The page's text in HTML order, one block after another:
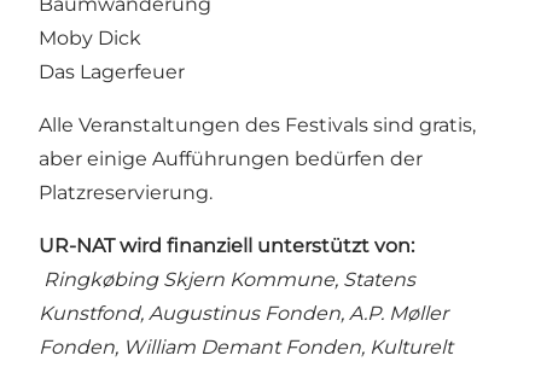
Moby Dick
Das Lagerfeuer
Alle Veranstaltungen des Festivals sind gratis,
aber einige Aufführungen bedürfen der
Platzreservierung.
UR-NAT wird finanziell unterstützt von:
Ringkøbing Skjern Kommune, Statens
Kunstfond, Augustinus Fonden, A.P. Møller
Fonden, William Demant Fonden, Kulturelt